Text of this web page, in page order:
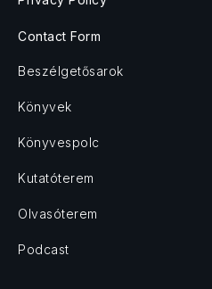
Contact Form
Beszélgetősarok
Könyvek
Könyvespolc
Kutatóterem
Olvasóterem
Podcast